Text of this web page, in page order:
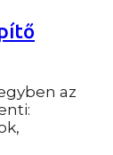
az